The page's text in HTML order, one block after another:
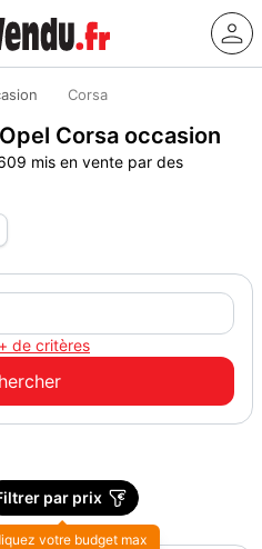
Corsa
Corsa occasion
mis en vente par des
de critères
par prix
votre budget max